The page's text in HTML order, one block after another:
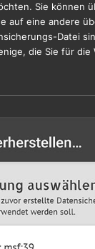
Sie können
auf eine andere
Datei
die Sie für die